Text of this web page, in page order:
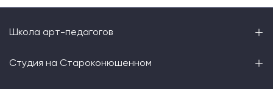
Школа арт-педагогов
Студия на Староконюшенном